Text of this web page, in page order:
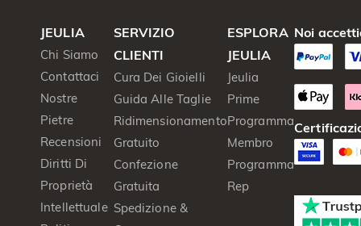
JEULIA
Chi Siamo
Contattaci
Nostre
Pietre
Recensioni
Diritti Di
Proprietà
Intellettuale
SERVIZIO
CLIENTI
Cura Dei Gioielli
Guida Alle Taglie
Ridimensionamento
Gratuito
Confezione
Gratuita
Spedizione &
ESPLORA
JEULIA
Jeulia
Prime
Programma
Membro
Programma
Rep
Noi